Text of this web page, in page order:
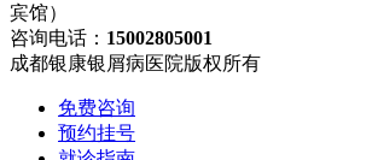
宾馆）
咨询电话： 15002805001
成都银康银屑病医院版权所有
免费咨询
预约挂号